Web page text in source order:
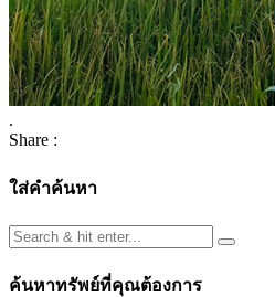
.
Share :
ใส่คำค้นหา
ค้นหาทรัพย์ที่คุณต้องการ